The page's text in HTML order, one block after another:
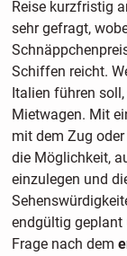
Reise kurzfristig
sehr gefragt,
Schiffen reicht.
Italien führen
Mietwagen. Mit
mit dem Zug
die Möglichkeit,
einzulegen und
endgültig geplant
Frage nach dem